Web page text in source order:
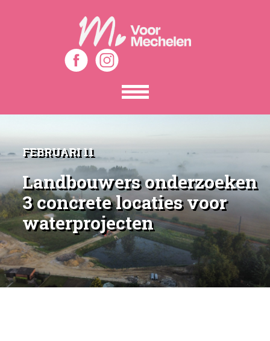
Toon
het
menu
FEBRUARI 11
Landbouwers onderzoeken
3 concrete locaties voor
waterprojecten